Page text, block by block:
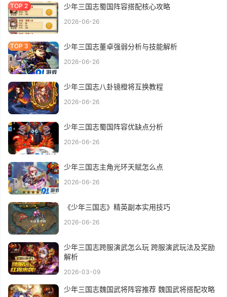
少年三国志蜀国阵容搭配核心攻略
2026-06-26
少年三国志董卓强弱分析与技能解析
2026-06-26
少年三国志八卦镜橙将互换教程
2026-06-26
少年三国志蜀国阵容优缺点分析
2026-06-26
少年三国志主角光环天赋怎么点
2026-06-26
《少年三国志》精英副本实用技巧
2026-06-26
少年三国志跨服演武怎么玩 跨服演武玩法及奖励
解析
2026-03-09
少年三国志魏国武将阵容推荐 魏国武将搭配攻略